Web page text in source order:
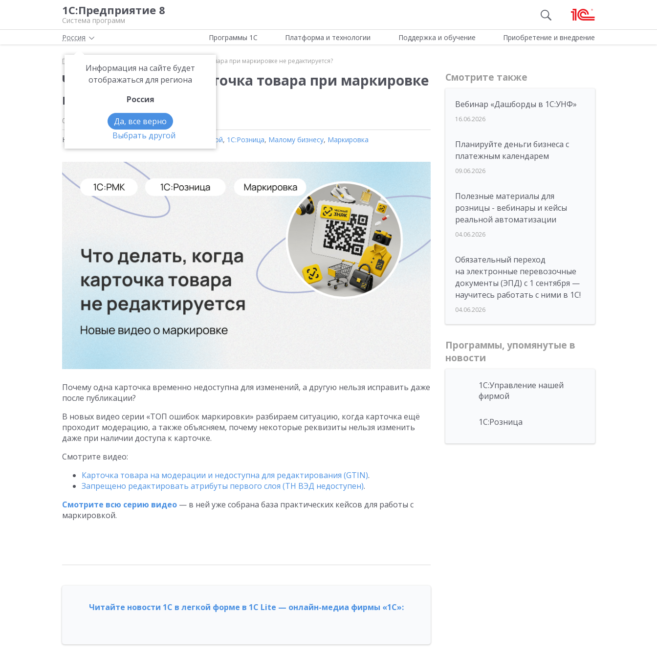
1С:Предприятие 8
Система программ
Россия
Информация на сайте будет
отображаться для региона
Россия
Да, все верно
Выбрать другой
Программы 1С Платформа и технологии Поддержка и обучение Приобретение и внедрение
Главная Что делать, если карточка товара при маркировке не редактируется?
Что делать, если карточка товара при маркировке
не редактируется?
08.06.2026
Новости на тему:1С:Управление нашей фирмой, 1С:Розница, Малому бизнесу, Маркировка
Почему одна карточка временно недоступна для изменений, а другую нельзя исправить даже
после публикации?
В новых видео серии «ТОП ошибок маркировки» разбираем ситуацию, когда карточка ещё
проходит модерацию, а также объясняем, почему некоторые реквизиты нельзя изменить
даже при наличии доступа к карточке.
Смотрите видео:
Карточка товара на модерации и недоступна для редактирования (GTIN).
Запрещено редактировать атрибуты первого слоя (ТН ВЭД недоступен).
Смотрите всю серию видео — в ней уже собрана база практических кейсов для работы с
маркировкой.
Читайте новости 1С в легкой форме в 1С Lite — онлайн-медиа фирмы «1С»:
Смотрите также
Вебинар «Дашборды в 1С:УНФ»
16.06.2026
Планируйте деньги бизнеса с
платежным календарем
09.06.2026
Полезные материалы для
розницы - вебинары и кейсы
реальной автоматизации
04.06.2026
Обязательный переход
на электронные перевозочные
документы (ЭПД) с 1 сентября —
научитесь работать с ними в 1С!
04.06.2026
Программы, упомянутые в
новости
1С:Управление нашей
фирмой
1С:Розница